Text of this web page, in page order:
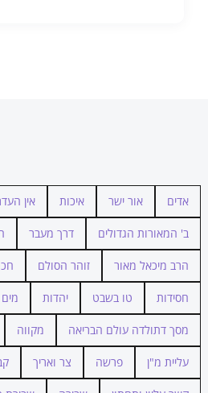
אדים אור ישר איכות אין
ב' המאורות הגדולים דרך מעבר
הרב מיכאל מאור זוהר הסולם
חסידות טו בשבט יהדות מים
מסך דתולדה עולם הבריאה מקווה
עליית מ"ן פרשה צר ואריך